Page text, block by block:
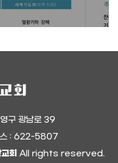
구 광남로 39
: 622-5807
회 All rights reserved.